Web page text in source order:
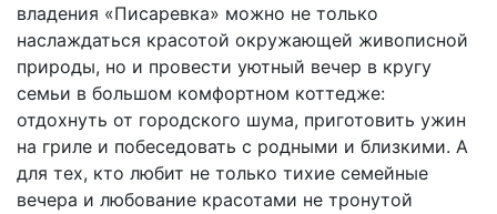
владения «Писаревка» можно не только
наслаждаться красотой окружающей живописной
природы, но и провести уютный вечер в кругу
семьи в большом комфортном коттедже:
отдохнуть от городского шума, приготовить ужин
на гриле и побеседовать с родными и близкими. А
для тех, кто любит не только тихие семейные
вечера и любование красотами не тронутой